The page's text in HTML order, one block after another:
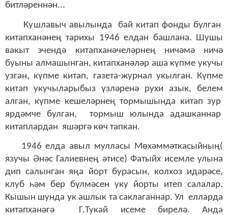
битләреннән...
Кушлавыч авылында бай китап фонды булган
китапханәнең тарихы 1946 елдан башлана. Шушы
вакыт эчендә китапханәчеләрнең ничәмә ничә
буыны алмашынган, китапханәләр аша күпме укучы
узган, күпме китап, газета-журнал укылган. Күпме
китап укучыларыбыз үзләренә рухи азык, белем
алган, күпме кешеләрнең тормышында китап зур
ярдәмче булган, тормыш юлында адашканнар
китаплардан яшәргә көч тапкан.
1946 елда авыл мулласы Мөхәммәткасыйның(
язучы Әнәс Галиевнең әтисе) Фатыйх исемле улына
дип салынган яңа йорт бурасын, колхоз идарәсе,
клуб һәм бер бүлмәсен уку йорты итеп салалар.
Кышын шунда ук ашлык та саклаганнар. Ул елларда
китапханәгә Г.Тукай исеме бирелә. Анда